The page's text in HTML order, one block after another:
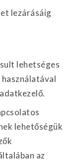
lezárásáig
lehetséges
lehetőségük
az